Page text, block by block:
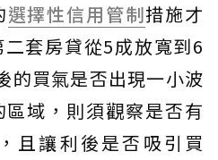
選擇性信用管制措施才
套房貸從5成放寬到6
的買氣是否出現一小波
域，則須觀察是否有
且讓利後是否吸引買